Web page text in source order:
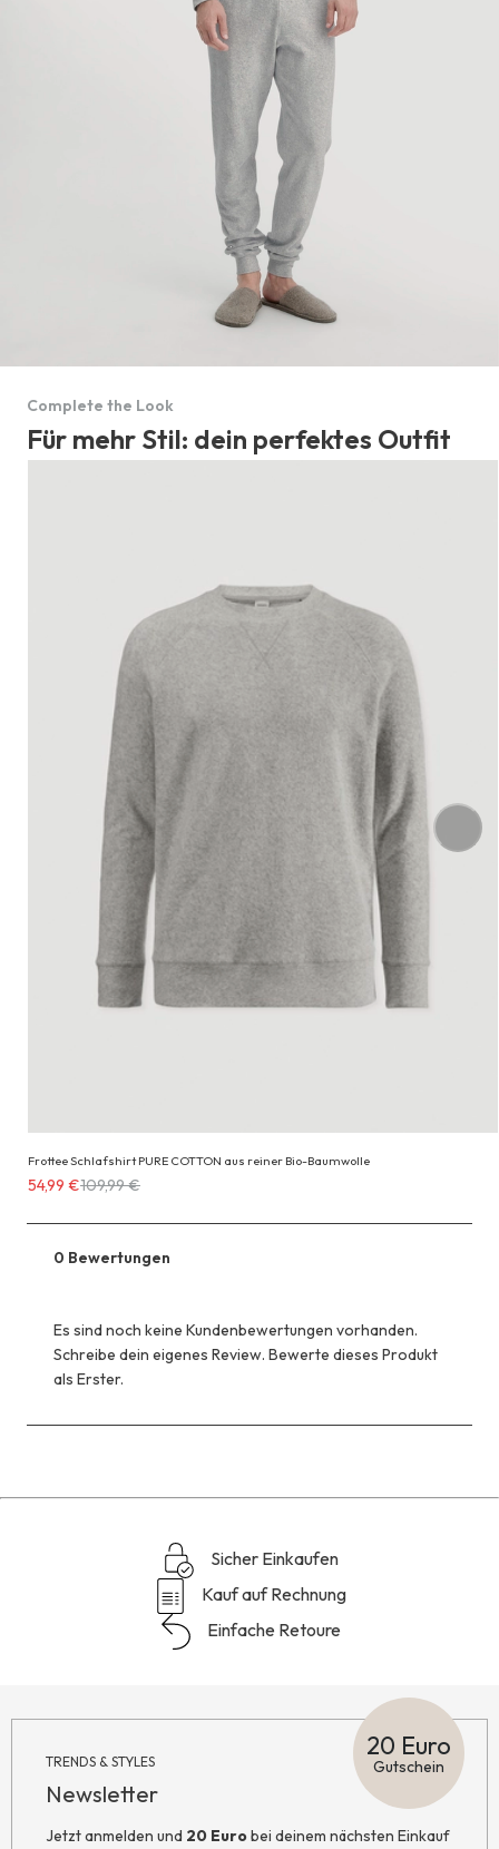
Complete the Look
Für mehr Stil: dein perfektes Outfit
Frottee Schlafshirt PURE COTTON aus reiner Bio-Baumwolle
Erhältlich
54,99 €
anstatt
109,99 €
54,99 €109,99 €
0 Bewertungen
Es sind noch keine Kundenbewertungen vorhanden.
Schreibe dein eigenes Review. Bewerte dieses Produkt
als Erster.
Sicher Einkaufen
Kauf auf Rechnung
Einfache Retoure
TRENDS & STYLES
Newsletter
20 Euro
Gutschein
Jetzt anmelden und 20 Eurobei deinem nächsten Einkauf